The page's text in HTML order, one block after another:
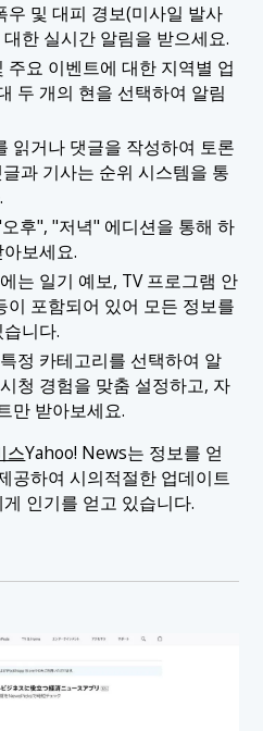
우 및 대피 경보(미사일 발사
한 실시간 알림을 받으세요.
주요 이벤트에 대한 지역별 업
두 개의 현을 선택하여 알림
읽거나 댓글을 작성하여 토론
과 기사는 순위 시스템을 통
후", "저녁" 에디션을 통해 하
보세요.
는 일기 예보, TV 프로그램 안
이 포함되어 있어 모든 정보를
니다.
특정 카테고리를 선택하여 알
청 경험을 맞춤 설정하고, 자
만 받아보세요.
스Yahoo! News는 정보를 얻
공하여 시의적절한 업데이트
인기를 얻고 있습니다.